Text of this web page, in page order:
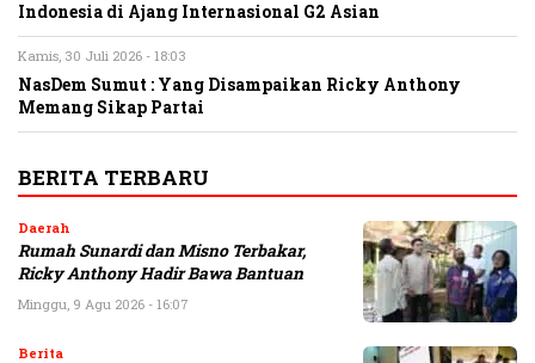
Indonesia di Ajang Internasional G2 Asian
Kamis, 30 Juli 2026 - 18:03
NasDem Sumut : Yang Disampaikan Ricky Anthony
Memang Sikap Partai
BERITA TERBARU
Daerah
Rumah Sunardi dan Misno Terbakar,
Ricky Anthony Hadir Bawa Bantuan
Minggu, 9 Agu 2026 - 16:07
Berita